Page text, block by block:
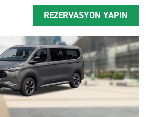
REZERVASYON YAPIN